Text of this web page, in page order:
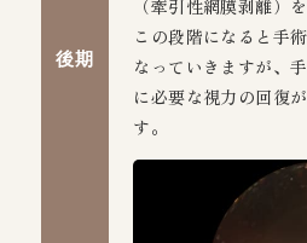
後期
（牽引性網膜剥離）
この段階になると手
なっていきますが、
に必要な視力の回復
す。